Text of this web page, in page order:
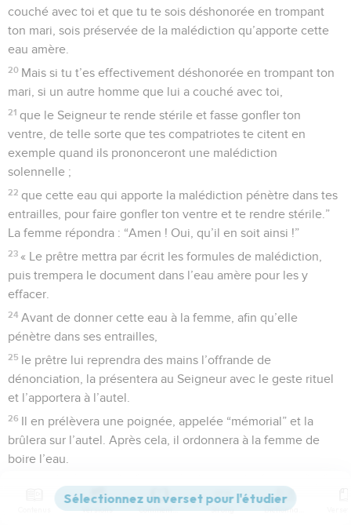
couché avec toi et que tu te sois déshonorée en trompant
ton mari, sois préservée de la malédiction qu’apporte cette
eau amère.
20 Mais si tu t’es effectivement déshonorée en trompant ton
mari, si un autre homme que lui a couché avec toi,
21 que le Seigneur te rende stérile et fasse gonfler ton
ventre, de telle sorte que tes compatriotes te citent en
exemple quand ils prononceront une malédiction
solennelle ;
22 que cette eau qui apporte la malédiction pénètre dans tes
entrailles, pour faire gonfler ton ventre et te rendre stérile.”
La femme répondra : “Amen ! Oui, qu’il en soit ainsi !”
23 « Le prêtre mettra par écrit les formules de malédiction,
puis trempera le document dans l’eau amère pour les y
effacer.
24 Avant de donner cette eau à la femme, afin qu’elle
pénètre dans ses entrailles,
25 le prêtre lui reprendra des mains l’offrande de
dénonciation, la présentera au Seigneur avec le geste rituel
et l’apportera à l’autel.
26 Il en prélèvera une poignée, appelée “mémorial” et la
brûlera sur l’autel. Après cela, il ordonnera à la femme de
boire l’eau.
effectivement déshonorée en étant infidèle à son mari, l’eau
Versions Commentaires Strong